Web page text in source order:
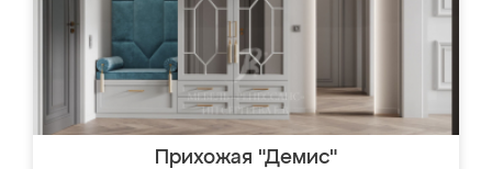
Прихожая "Демис"